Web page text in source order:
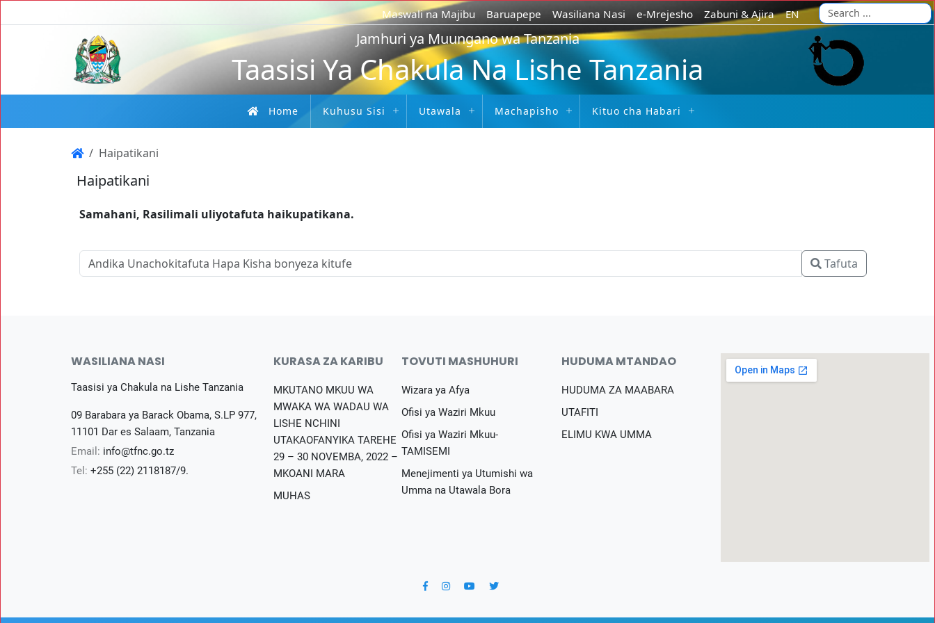
Maswali na Majibu Baruapepe Wasiliana Nasi e-Mrejesho Zabuni & Ajira EN
Jamhuri ya Muungano wa Tanzania
Taasisi Ya Chakula Na Lishe Tanzania
Home Kuhusu Sisi Utawala Machapisho Kituo cha Habari
Haipatikani
Haipatikani
Samahani, Rasilimali uliyotafuta haikupatikana.
Tafuta
WASILIANA NASI
Taasisi ya Chakula na Lishe Tanzania
09 Barabara ya Barack Obama, S.LP 977,
11101 Dar es Salaam, Tanzania
Email: info@tfnc.go.tz
Tel: +255 (22) 2118187/9.
KURASA ZA KARIBU
MKUTANO MKUU WA
MWAKA WA WADAU WA
LISHE NCHINI
UTAKAOFANYIKA TAREHE
29 – 30 NOVEMBA, 2022 –
MKOANI MARA
MUHAS
TOVUTI MASHUHURI
Wizara ya Afya
Ofisi ya Waziri Mkuu
Ofisi ya Waziri Mkuu-
TAMISEMI
Menejimenti ya Utumishi wa
Umma na Utawala Bora
HUDUMA MTANDAO
HUDUMA ZA MAABARA
UTAFITI
ELIMU KWA UMMA